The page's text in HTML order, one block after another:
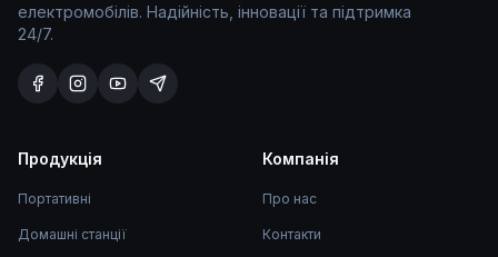
електромобілів. Надійність, інновації та підтримка
24/7.
Продукція
Портативні
Домашні станції
Компанія
Про нас
Контакти